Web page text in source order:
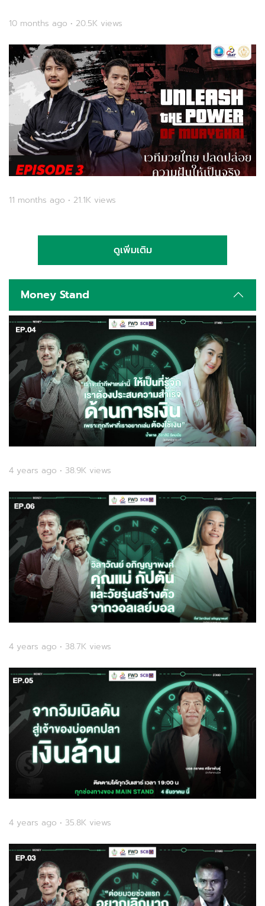
10 months ago • 20.5K views
11 months ago • 21.1K views
ดูเพิ่มเติม
Money Stand
4 years ago • 38.9K views
4 years ago • 38.7K views
4 years ago • 35.8K views